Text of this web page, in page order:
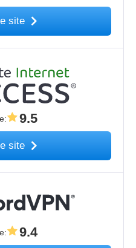
site
: 9.5
site
: 9.4